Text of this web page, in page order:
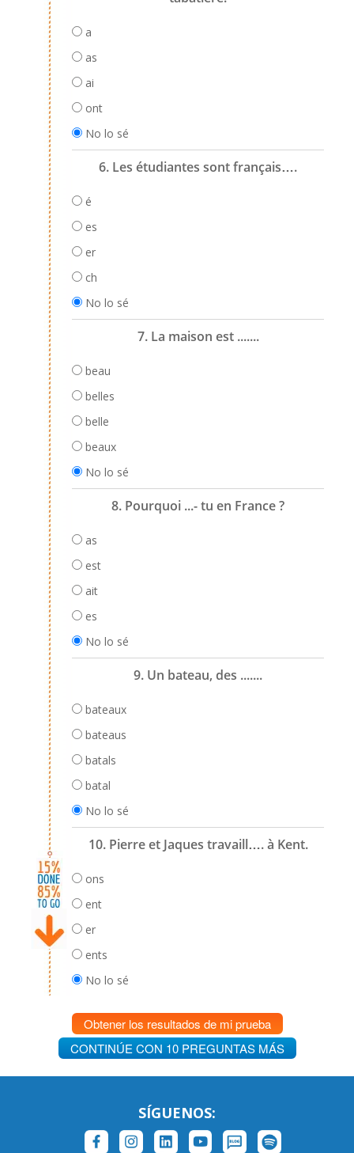
a
as
ai
ont
No lo sé
6. Les étudiantes sont français….
é
es
er
ch
No lo sé
7. La maison est .......
beau
belles
belle
beaux
No lo sé
8. Pourquoi ...- tu en France ?
as
est
ait
es
No lo sé
9. Un bateau, des .......
bateaux
bateaus
batals
batal
No lo sé
10. Pierre et Jaques travaill…. à Kent.
ons
ent
er
ents
No lo sé
Obtener los resultados de mi prueba
CONTINÚE CON 10 PREGUNTAS MÁS
SÍGUENOS: